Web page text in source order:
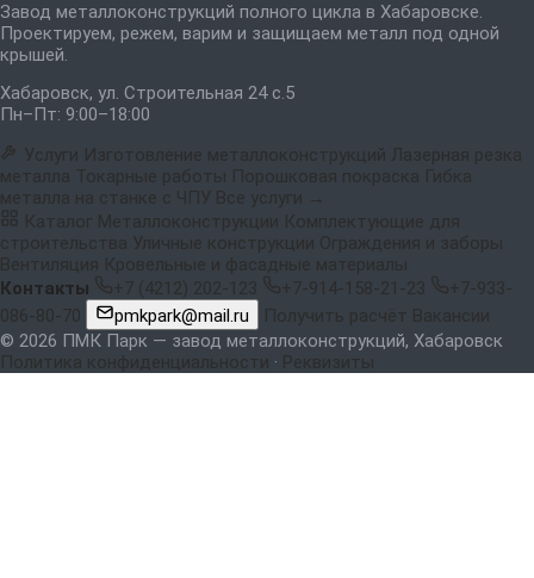
Завод металлоконструкций полного цикла в Хабаровске.
Проектируем, режем, варим и защищаем металл под одной
крышей.
Хабаровск, ул. Строительная 24 с.5
Пн–Пт: 9:00–18:00
Услуги Изготовление металлоконструкций Лазерная резка
металла Токарные работы Порошковая покраска Гибка
металла на станке с ЧПУ Все услуги →
Каталог Металлоконструкции Комплектующие для
строительства Уличные конструкции Ограждения и заборы
Вентиляция Кровельные и фасадные материалы
Контакты
+7 (4212) 202-123 +7-914-158-21-23
+7-933-
086-80-70
pmkpark@mail.ru Получить расчёт Вакансии
© 2026 ПМК Парк — завод металлоконструкций, Хабаровск
Политика конфиденциальности · Реквизиты